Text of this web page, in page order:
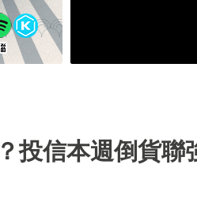
投信本週倒貨